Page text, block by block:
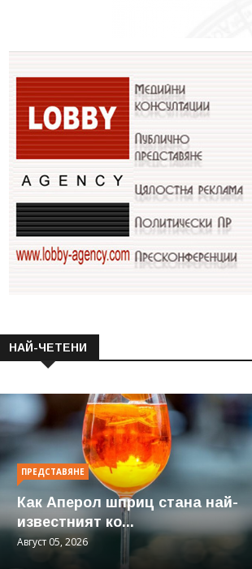
НАЙ-ЧЕТЕНИ
ПРЕДСТАВЯНЕ
Как Аперол шприц стана най-
известният ко...
Август 05, 2026